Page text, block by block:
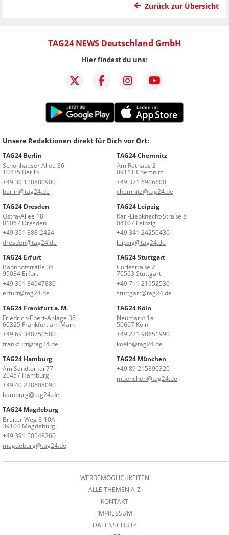
Zurück zur Übersicht
TAG24 NEWS Deutschland GmbH
Hier findest du uns:
Unsere Redaktionen direkt für Dich vor Ort:
TAG24 Berlin
Schönhauser Allee 36
10435 Berlin
+49 30 120880900
berlin@tag24.de
TAG24 Chemnitz
Am Rathaus 2
09111 Chemnitz
+49 371 6906600
chemnitz@tag24.de
TAG24 Dresden
Ostra-Allee 18
01067 Dresden
+49 351 888-2424
dresden@tag24.de
TAG24 Leipzig
Karl-Liebknecht-Straße 8
04107 Leipzig
+49 341 24250430
leipzig@tag24.de
TAG24 Erfurt
Bahnhofstraße 38
99084 Erfurt
+49 361 34947880
erfurt@tag24.de
TAG24 Stuttgart
Curiestraße 2
70563 Stuttgart
+49 711 21952530
stuttgart@tag24.de
TAG24 Frankfurt a. M.
Friedrich-Ebert-Anlage 36
60325 Frankfurt am Main
+49 69 348750580
frankfurt@tag24.de
TAG24 Köln
Neumarkt 1a
50667 Köln
+49 221 98651990
koeln@tag24.de
TAG24 Hamburg
Am Sandtorkai 77
20457 Hamburg
+49 40 228608090
hamburg@tag24.de
TAG24 München
+49 89 215390320
muenchen@tag24.de
TAG24 Magdeburg
Breiter Weg 8-10A
39104 Magdeburg
+49 391 50548260
magdeburg@tag24.de
WERBEMÖGLICHKEITEN
ALLE THEMEN A-Z
KONTAKT
IMPRESSUM
DATENSCHUTZ